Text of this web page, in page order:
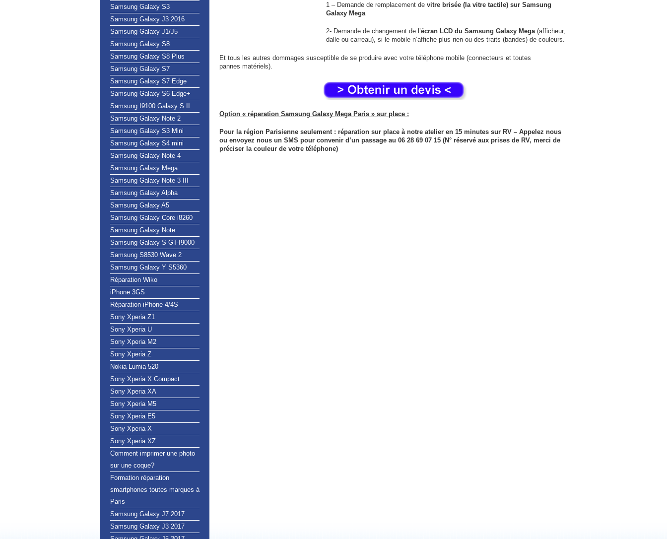
Samsung Galaxy S3
Samsung Galaxy J3 2016
Samsung Galaxy J1/J5
Samsung Galaxy S8
Samsung Galaxy S8 Plus
Samsung Galaxy S7
Samsung Galaxy S7 Edge
Samsung Galaxy S6 Edge+
Samsung I9100 Galaxy S II
Samsung Galaxy Note 2
Samsung Galaxy S3 Mini
Samsung Galaxy S4 mini
Samsung Galaxy Note 4
Samsung Galaxy Mega
Samsung Galaxy Note 3 III
Samsung Galaxy Alpha
Samsung Galaxy A5
Samsung Galaxy Core i8260
Samsung Galaxy Note
Samsung Galaxy S GT-I9000
Samsung S8530 Wave 2
Samsung Galaxy Y S5360
Réparation Wiko
iPhone 3GS
Réparation iPhone 4/4S
Sony Xperia Z1
Sony Xperia U
Sony Xperia M2
Sony Xperia Z
Nokia Lumia 520
Sony Xperia X Compact
Sony Xperia XA
Sony Xperia M5
Sony Xperia E5
Sony Xperia X
Sony Xperia XZ
Comment imprimer une photo
sur une coque?
Formation réparation
smartphones toutes marques à
Paris
Samsung Galaxy J7 2017
Samsung Galaxy J3 2017
1 – Demande de remplacement de vitre brisée (la vitre tactile) sur Samsung
Galaxy Mega
2- Demande de changement de l’écran LCD du Samsung Galaxy Mega(afficheur,
dalle ou carreau), si le mobile n’affiche plus rien ou des traits (bandes) de couleurs.
Et tous les autres dommages susceptible de se produire avec votre téléphone mobile (connecteurs et toutes
pannes matériels).
Option « réparation Samsung Galaxy Mega Paris » sur place :
Pour la région Parisienne seulement : réparation sur place à notre atelier en 15 minutes sur RV – Appelez nous
ou envoyez nous un SMS pour convenir d’un passage au 06 28 69 07 15 (N° réservé aux prises de RV, merci de
préciser la couleur de votre téléphone)